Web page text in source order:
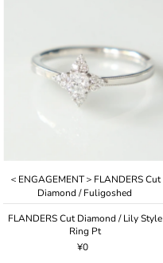
＜ENGAGEMENT＞FLANDERS Cut
Diamond / Fuligoshed
FLANDERS Cut Diamond / Lily Style
Ring Pt
¥0